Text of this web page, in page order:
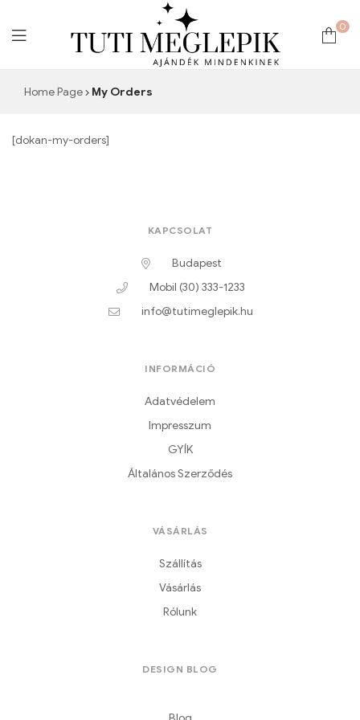
The
Prestige
0
Home Page My Orders
[dokan-my-orders]
KAPCSOLAT
Budapest
Mobil (30) 333-1233
info@tutimeglepik.hu
INFORMÁCIÓ
Adatvédelem
Impresszum
GYÍK
Általános Szerződés
VÁSÁRLÁS
Szállítás
Vásárlás
Rólunk
DESIGN BLOG